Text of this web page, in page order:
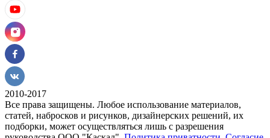
2010-2017
Все права защищены. Любое использование материалов,
статей, набросков и рисунков, дизайнерских решений, их
подборки, может осуществляться лишь с разрешения